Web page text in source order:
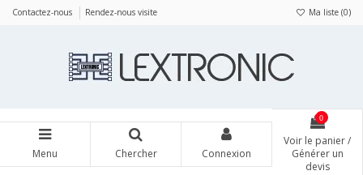
Contactez-nous Rendez-nous visite Ma liste (0)
Menu Chercher Connexion
0
Voir le panier /
Générer un
devis
Panneau de gestion des cookies